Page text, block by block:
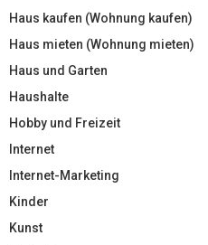
Haus kaufen (Wohnung kaufen)
Haus mieten (Wohnung mieten)
Haus und Garten
Haushalte
Hobby und Freizeit
Internet
Internet-Marketing
Kinder
Kunst